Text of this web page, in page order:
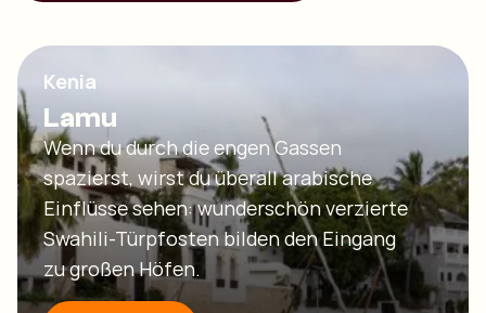
Kenia
Lamu
Wenn du durch die engen Gassen
spazierst, wirst du überall arabische
Einflüsse sehen: wunderschön verzierte
Swahili-Türpfosten bilden den Eingang
zu großen Höfen.